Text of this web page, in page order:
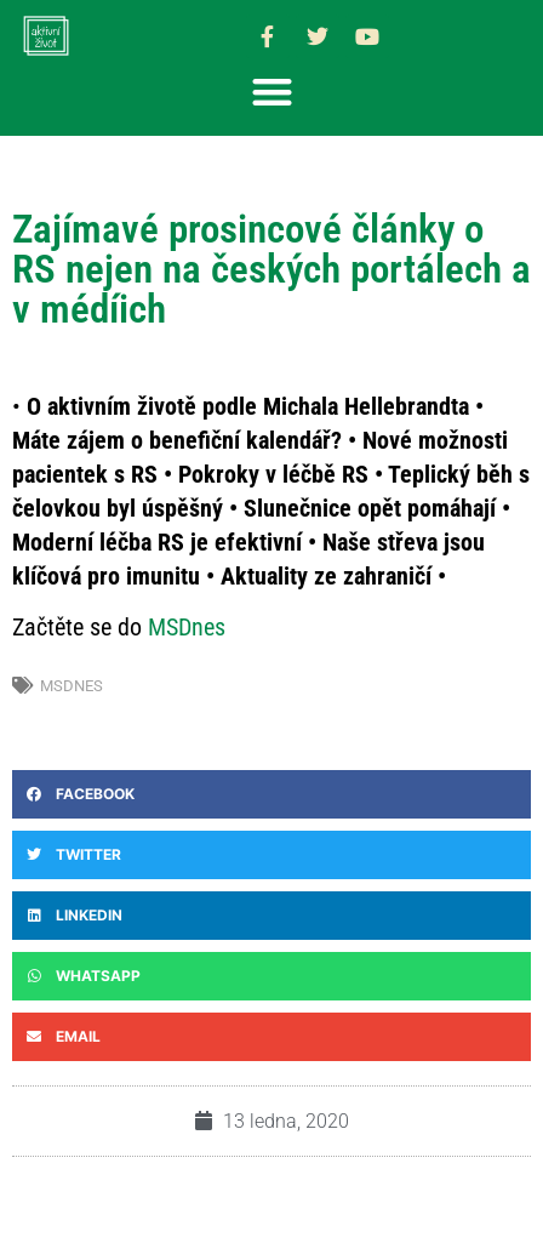
Zajímavé prosincové články o
RS nejen na českých portálech a
v médíich
• O aktivním životě podle Michala Hellebrandta •
Máte zájem o benefiční kalendář? • Nové možnosti
pacientek s RS • Pokroky v léčbě RS • Teplický běh s
čelovkou byl úspěšný • Slunečnice opět pomáhají •
Moderní léčba RS je efektivní • Naše střeva jsou
klíčová pro imunitu • Aktuality ze zahraničí •
Začtěte se do MSDnes
MSDNES
FACEBOOK
TWITTER
LINKEDIN
WHATSAPP
EMAIL
13 ledna, 2020